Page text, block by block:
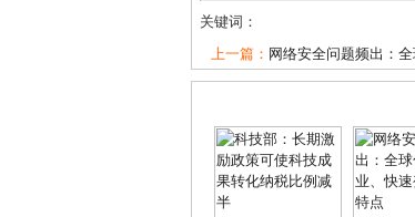
关键词：
上一篇： 网络安全问题频出：